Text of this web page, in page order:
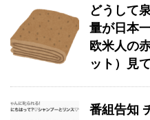
どうして
量が日本
欧米人の
ット）見
番組告知